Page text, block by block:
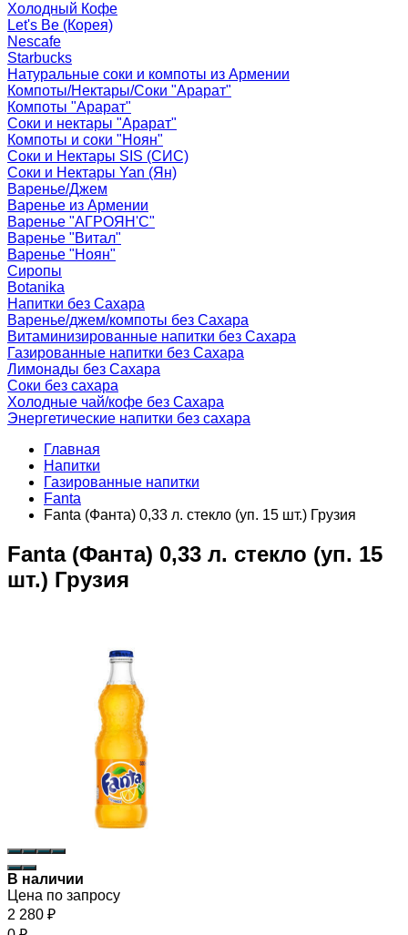
Холодный Кофе
Let's Be (Корея)
Nescafe
Starbucks
Натуральные соки и компоты из Армении
Компоты/Нектары/Соки "Арарат"
Компоты "Арарат"
Соки и нектары "Арарат"
Компоты и соки "Ноян"
Соки и Нектары SIS (СИС)
Соки и Нектары Yan (Ян)
Варенье/Джем
Варенье из Армении
Варенье "АГРОЯН'С"
Варенье "Витал"
Варенье "Ноян"
Сиропы
Botanika
Напитки без Сахара
Варенье/джем/компоты без Сахара
Витаминизированные напитки без Сахара
Газированные напитки без Сахара
Лимонады без Сахара
Соки без сахара
Холодные чай/кофе без Сахара
Энергетические напитки без сахара
Главная
Напитки
Газированные напитки
Fanta
Fanta (Фанта) 0,33 л. стекло (уп. 15 шт.) Грузия
Fanta (Фанта) 0,33 л. стекло (уп. 15
шт.) Грузия
В наличии
Цена по запросу
2 280 ₽